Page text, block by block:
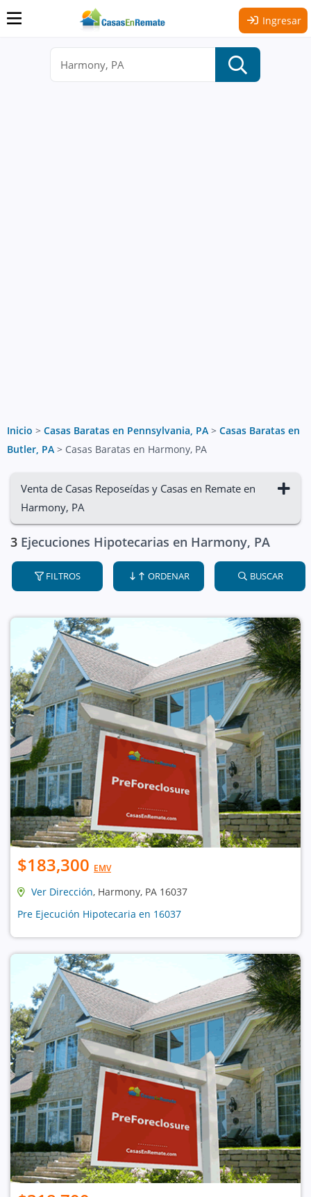
Ingresar
Inicio > Casas Baratas en Pennsylvania, PA > Casas Baratas en
Butler, PA > Casas Baratas en Harmony, PA
Venta de Casas Reposeídas y Casas en Remate en
Harmony, PA
3 Ejecuciones Hipotecarias en Harmony, PA
FILTROS ORDENAR BUSCAR
$183,300 EMV
Ver Dirección, Harmony, PA 16037
Pre Ejecución Hipotecaria en 16037